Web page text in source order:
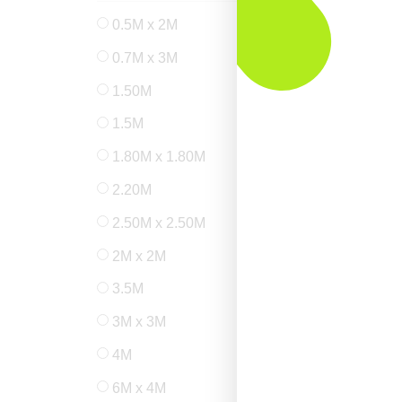
0.5M x 2M 0.7M x 2M
0.7M x 3M
1.50M 1.50M x 1.50M
1.5M
1.80M x 1.80M
2.20M
2.50M x 2.50M
2M x 2M
3.5M
3M x 3M
4M
6M x 4M